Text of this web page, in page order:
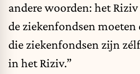
andere woorden: het
de ziekenfondsen moeten
die ziekenfondsen zijn
in het Riziv.”